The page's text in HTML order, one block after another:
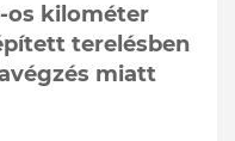
os kilométer
terelésben
miatt